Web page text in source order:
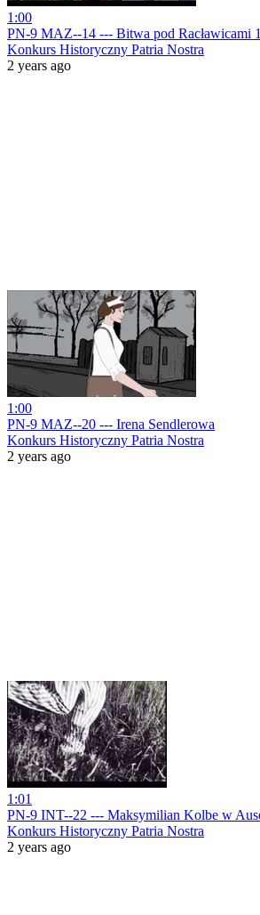
1:00
PN-9 MAZ--14 --- Bitwa pod Racławicami
Konkurs Historyczny Patria Nostra
2 years ago
1:00
PN-9 MAZ--20 --- Irena Sendlerowa
Konkurs Historyczny Patria Nostra
2 years ago
1:01
PN-9 INT--22 --- Maksymilian Kolbe w
Konkurs Historyczny Patria Nostra
2 years ago